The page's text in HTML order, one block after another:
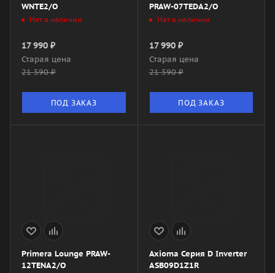
WNTE2/O
Нет в наличии
17 990 ₽
Старая цена
21 590₽
ПОД ЗАКАЗ
PRAW-07TEDA2/O
Нет в наличии
17 990₽
Старая цена
21 590₽
ПОД ЗАКАЗ
Primera Lounge PRAW-
12TENA2/O
Axioma Серия D Inverter
ASB09D1Z1R